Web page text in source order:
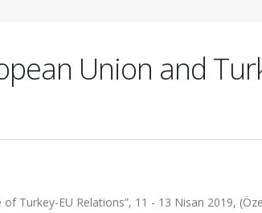
Union and
Turkey-EU Relations”, 11 - 13 Nisan 2019,